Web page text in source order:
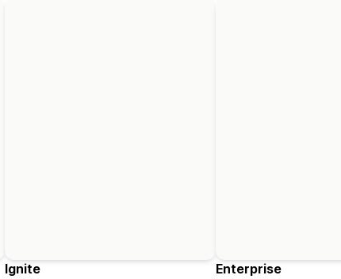
Ignite Enterprise